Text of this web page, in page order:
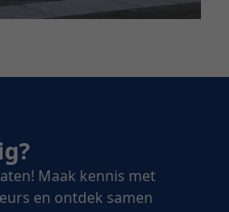
Maak kennis met
en ontdek samen